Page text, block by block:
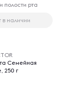
полости рта
в наличии
Семейная
250 г